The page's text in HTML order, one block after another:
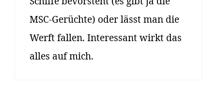
MSC-Gerüchte) oder lässt man die
Werft fallen. Interessant wirkt das
alles auf mich.